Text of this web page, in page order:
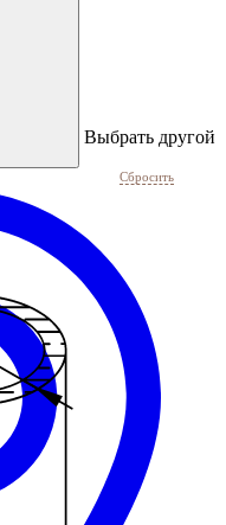
Выбрать другой
Сбросить